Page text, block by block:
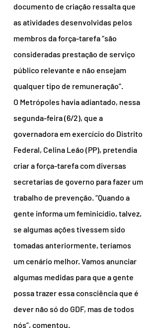
documento de criação ressalta que
as atividades desenvolvidas pelos
membros da força-tarefa “são
consideradas prestação de serviço
público relevante e não ensejam
qualquer tipo de remuneração”.
O Metrópoles havia adiantado, nessa
segunda-feira (6/2), que a
governadora em exercício do Distrito
Federal, Celina Leão (PP), pretendia
criar a força-tarefa com diversas
secretarias de governo para fazer um
trabalho de prevenção. “Quando a
gente informa um feminicídio, talvez,
se algumas ações tivessem sido
tomadas anteriormente, teríamos
um cenário melhor. Vamos anunciar
algumas medidas para que a gente
possa trazer essa consciência que é
dever não só do GDF, mas de todos
nós”, comentou.